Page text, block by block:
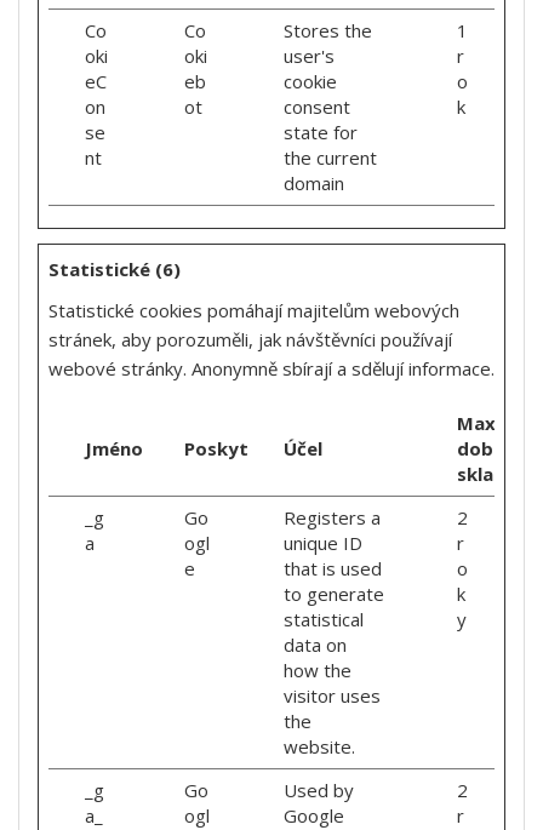
Co
oki
eC
on
se
nt
Co
oki
eb
ot
Stores the
user's
cookie
consent
state for
the current
domain
1
r
o
k
Statistické (6)
Statistické cookies pomáhají majitelům webových
stránek, aby porozuměli, jak návštěvníci používají
webové stránky. Anonymně sbírají a sdělují informace.
Jméno Poskytovatel
Účel
doba
_g
a
Go
ogl
e
Registers a
unique ID
that is used
to generate
statistical
data on
how the
visitor uses
the
website.
2
r
o
k
y
_g
a_
Go
ogl
Used by
Google
2
r